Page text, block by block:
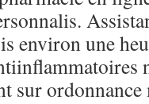
environ une
sur